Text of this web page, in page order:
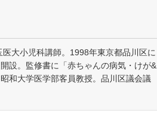
大小児科講師。1998年東京都品川区に
設。監修書に「赤ちゃんの病気・けが&
和大学医学部客員教授。品川区議会議